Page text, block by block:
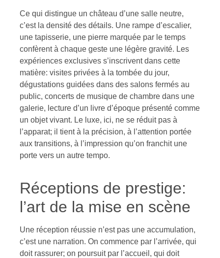
Ce qui distingue un château d’une salle neutre,
c’est la densité des détails. Une rampe d’escalier,
une tapisserie, une pierre marquée par le temps
confèrent à chaque geste une légère gravité. Les
expériences exclusives s’inscrivent dans cette
matière: visites privées à la tombée du jour,
dégustations guidées dans des salons fermés au
public, concerts de musique de chambre dans une
galerie, lecture d’un livre d’époque présenté comme
un objet vivant. Le luxe, ici, ne se réduit pas à
l’apparat; il tient à la précision, à l’attention portée
aux transitions, à l’impression qu’on franchit une
porte vers un autre tempo.
Réceptions de prestige:
l’art de la mise en scène
Une réception réussie n’est pas une accumulation,
c’est une narration. On commence par l’arrivée, qui
doit rassurer; on poursuit par l’accueil, qui doit